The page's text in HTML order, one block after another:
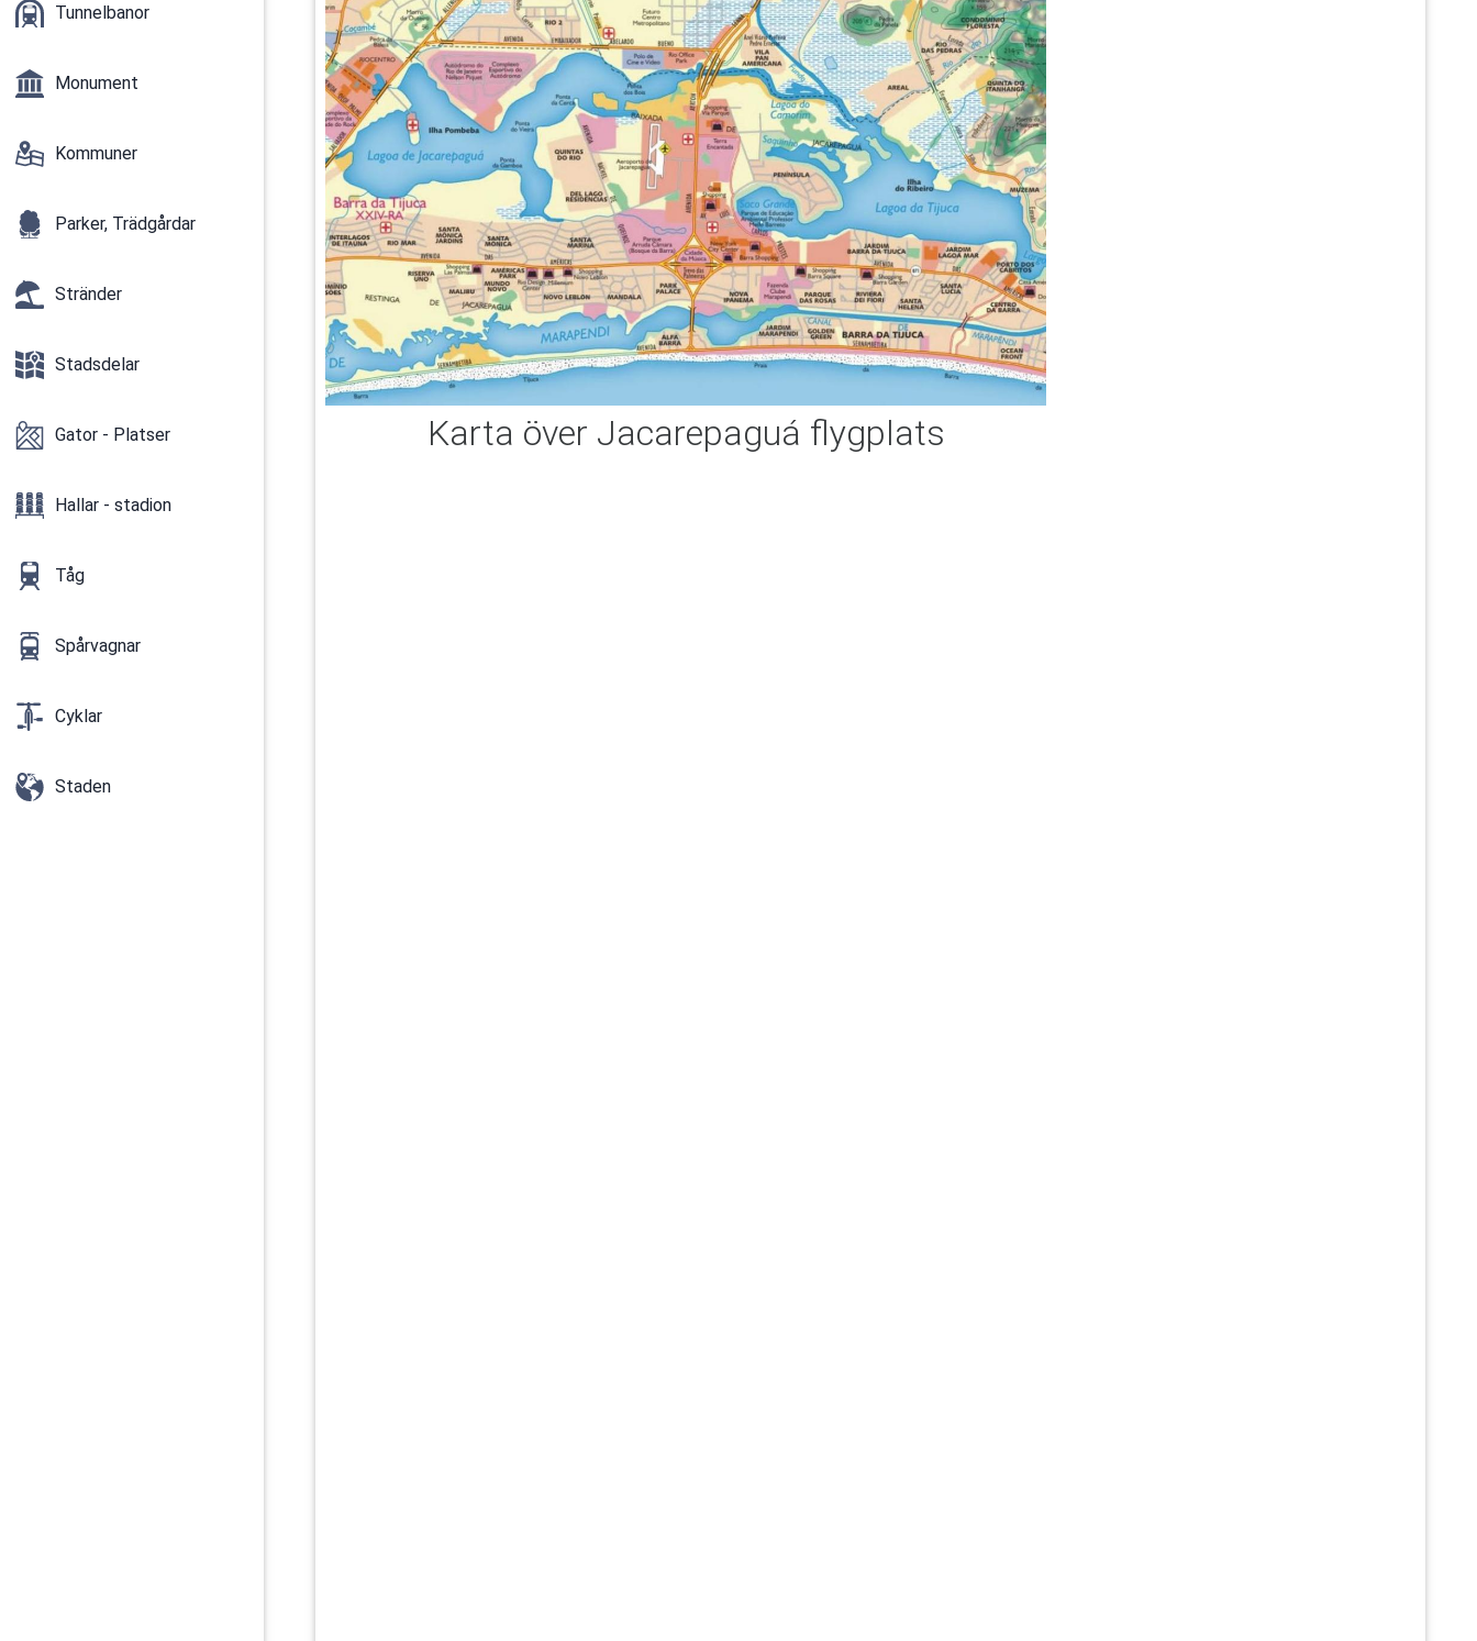
Tunnelbanor
Monument
Kommuner
Parker, Trädgårdar
Stränder
Stadsdelar
Gator - Platser
Hallar - stadion
Tåg
Spårvagnar
Cyklar
Staden
Karta över Jacarepaguá flygplats